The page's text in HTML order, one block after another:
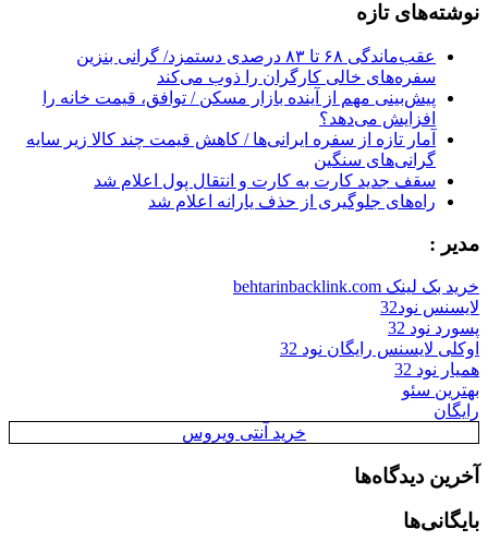
نوشته‌های تازه
عقب‌ماندگی ۶۸ تا ۸۳ درصدی دستمزد/ گرانی بنزین
سفره‌های خالی کارگران را ذوب می‌کند
پیش‌بینی مهم از آینده بازار مسکن / توافق، قیمت خانه را
افزایش می‌دهد؟
آمار تازه از سفره ایرانی‌ها / کاهش قیمت چند کالا زیر سایه
گرانی‌های سنگین
سقف جدید کارت به کارت و انتقال پول اعلام شد
راه‌های جلوگیری از حذف یارانه اعلام شد
مدیر :
خرید بک لینک behtarinbacklink.com
لایسنس نود32
پسورد نود 32
اوکلی لایسنس رایگان نود 32
همیار نود 32
بهترین سئو
رایگان
خرید آنتی ویروس
آخرین دیدگاه‌ها
بایگانی‌ها